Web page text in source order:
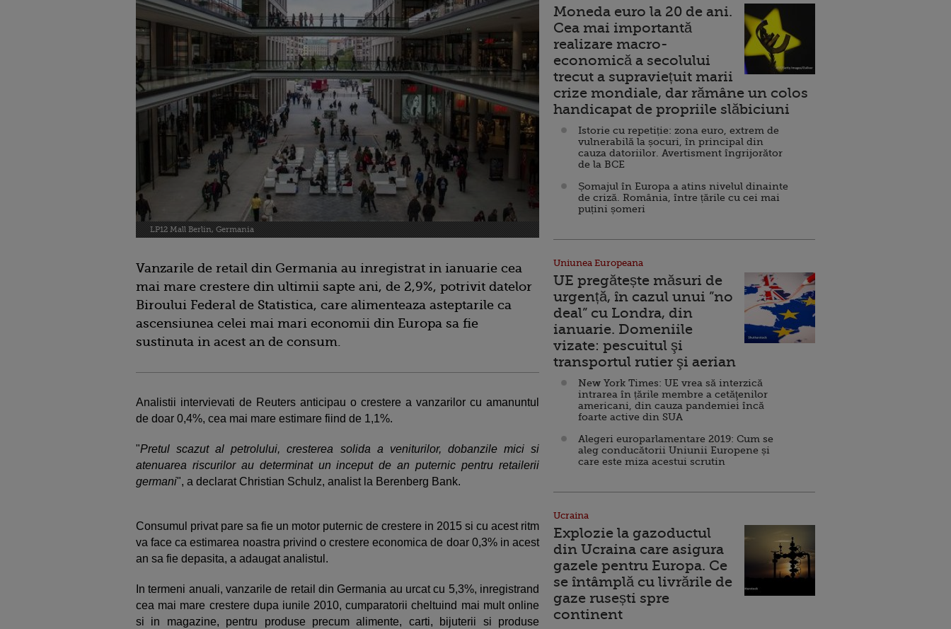
LP12 Mall Berlin, Germania
Vanzarile de retail din Germania au inregistrat in ianuarie cea
mai mare crestere din ultimii sapte ani, de 2,9%, potrivit datelor
Biroului Federal de Statistica, care alimenteaza asteptarile ca
ascensiunea celei mai mari economii din Europa sa fie
sustinuta in acest an de consum.
Analistii intervievati de Reuters anticipau o crestere a vanzarilor cu amanuntul
de doar 0,4%, cea mai mare estimare fiind de 1,1%.
"Pretul scazut al petrolului, cresterea solida a veniturilor, dobanzile mici si
atenuarea riscurilor au determinat un inceput de an puternic pentru retailerii
germani", a declarat Christian Schulz, analist la Berenberg Bank.
Consumul privat pare sa fie un motor puternic de crestere in 2015 si cu acest ritm
va face ca estimarea noastra privind o crestere economica de doar 0,3% in acest
an sa fie depasita, a adaugat analistul.
In termeni anuali, vanzarile de retail din Germania au urcat cu 5,3%, inregistrand
cea mai mare crestere dupa iunile 2010, cumparatorii cheltuind mai mult online
si in magazine, pentru produse precum alimente, carti, bijuterii si produse
Moneda euro la 20 de ani.
Cea mai importantă
realizare macro-
economică a secolului
trecut a supraviețuit marii
crize mondiale, dar rămâne un colos
handicapat de propriile slăbiciuni
Istorie cu repetiție: zona euro, extrem de
vulnerabilă la șocuri, în principal din
cauza datoriilor. Avertisment îngrijorător
de la BCE
Șomajul în Europa a atins nivelul dinainte
de criză. România, între țările cu cei mai
puțini șomeri
Uniunea Europeana
UE pregătește măsuri de
urgență, în cazul unui ”no
deal” cu Londra, din
ianuarie. Domeniile
vizate: pescuitul şi
transportul rutier şi aerian
New York Times: UE vrea să interzică
intrarea în țările membre a cetăţenilor
americani, din cauza pandemiei încă
foarte active din SUA
Alegeri europarlamentare 2019: Cum se
aleg conducătorii Uniunii Europene și
care este miza acestui scrutin
Ucraina
Explozie la gazoductul
din Ucraina care asigura
gazele pentru Europa. Ce
se întâmplă cu livrările de
gaze rusești spre
continent